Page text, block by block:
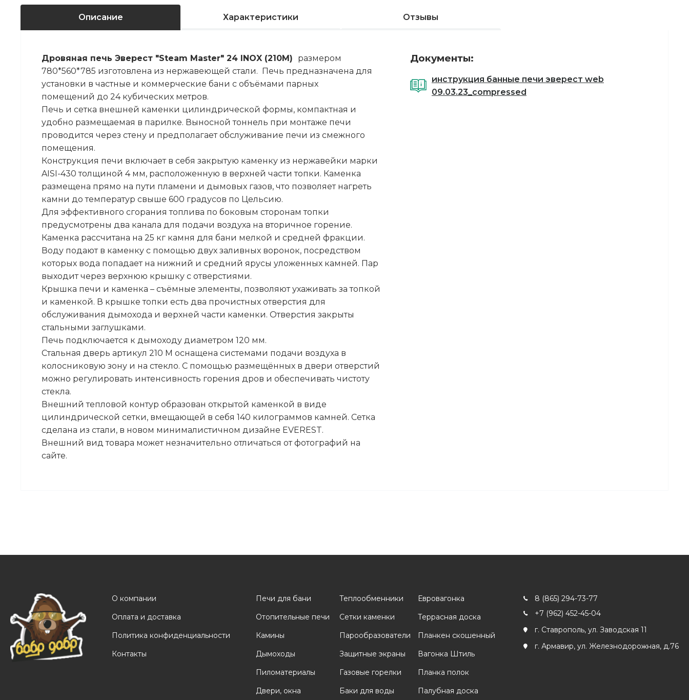
Описание Характеристики Отзывы
Дровяная печь Эверест "Steam Master" 24 INOX (210М) размером
780*560*785 изготовлена из нержавеющей стали. Печь предназначена для
установки в частные и коммерческие бани с объёмами парных
помещений до 24 кубических метров.
Печь и сетка внешней каменки цилиндрической формы, компактная и
удобно размещаемая в парилке. Выносной тоннель при монтаже печи
проводится через стену и предполагает обслуживание печи из смежного
помещения.
Конструкция печи включает в себя закрытую каменку из нержавейки марки
AISI-430 толщиной 4 мм, расположенную в верхней части топки. Каменка
размещена прямо на пути пламени и дымовых газов, что позволяет нагреть
камни до температур свыше 600 градусов по Цельсию.
Для эффективного сгорания топлива по боковым сторонам топки
предусмотрены два канала для подачи воздуха на вторичное горение.
Каменка рассчитана на 25 кг камня для бани мелкой и средней фракции.
Воду подают в каменку с помощью двух заливных воронок, посредством
которых вода попадает на нижний и средний ярусы уложенных камней. Пар
выходит через верхнюю крышку с отверстиями.
Крышка печи и каменка – съёмные элементы, позволяют ухаживать за топкой
и каменкой. В крышке топки есть два прочистных отверстия для
обслуживания дымохода и верхней части каменки. Отверстия закрыты
стальными заглушками.
Печь подключается к дымоходу диаметром 120 мм.
Стальная дверь артикул 210 М оснащена системами подачи воздуха в
колосниковую зону и на стекло. С помощью размещённых в двери отверстий
можно регулировать интенсивность горения дров и обеспечивать чистоту
стекла.
Внешний тепловой контур образован открытой каменкой в виде
цилиндрической сетки, вмещающей в себя 140 килограммов камней. Сетка
сделана из стали, в новом минималистичном дизайне EVEREST.
Внешний вид товара может незначительно отличаться от фотографий на
сайте.
Документы:
инструкция банные печи эверест web
09.03.23_compressed
О компании
Оплата и доставка
Политика конфиденциальности
Контакты
Печи для бани
Отопительные печи
Камины
Дымоходы
Пиломатериалы
Двери, окна
Теплообменники
Сетки каменки
Парообразователи
Защитные экраны
Газовые горелки
Баки для воды
Евровагонка
Террасная доска
Планкен скошенный
Вагонка Штиль
Планка полок
Палубная доска
8 (865) 294-73-77
+7 (962) 452-45-04
г. Ставрополь, ул. Заводская 11
г. Армавир, ул. Железнодорожная, д.76